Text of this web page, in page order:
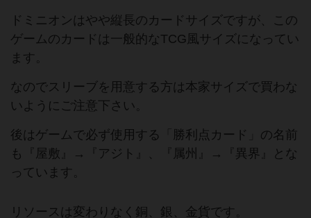
ドミニオンはやや縦長のカードサイズですが、この
ゲームのカードは一般的なTCG風サイズになってい
ます。
なのでスリーブを用意する方は本家サイズで買わな
いようにご注意下さい。
後はゲームで必ず使用する「勝利点カード」の名前
も『屋敷』→『アジト』、『属州』→『異界』とな
っています。
リソースは変わりなく銅、銀、金貨です。